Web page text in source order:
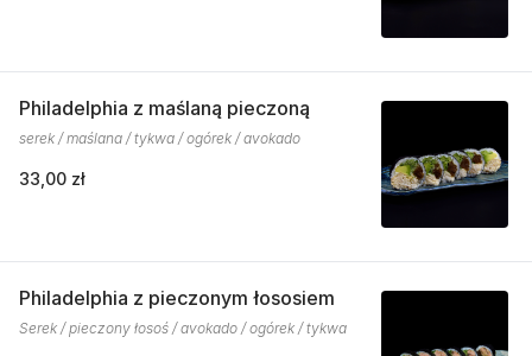
Philadelphia z maślaną pieczoną
serek / maślana / tykwa / ogórek / avokado
33,00 zł
Philadelphia z pieczonym łososiem
Serek / pieczony łosoś / avokado / ogórek / tykwa